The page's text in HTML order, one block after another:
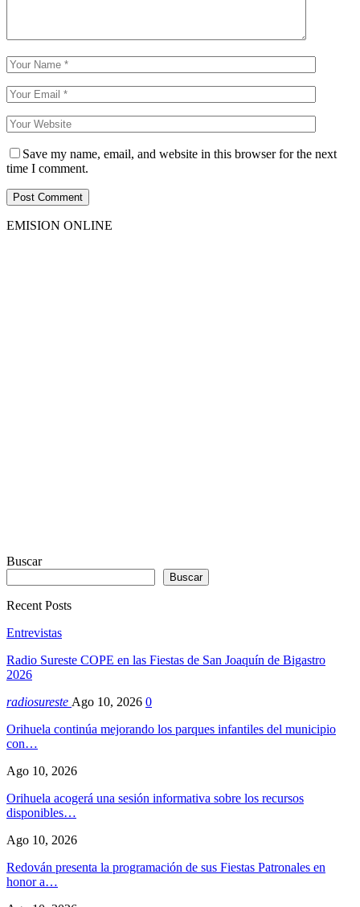
Save my name, email, and website in this browser for the next
time I comment.
EMISION ONLINE
Buscar
Buscar
Recent Posts
Entrevistas
Radio Sureste COPE en las Fiestas de San Joaquín de Bigastro
2026
radiosureste Ago 10, 2026 0
Orihuela continúa mejorando los parques infantiles del municipio
con…
Ago 10, 2026
Orihuela acogerá una sesión informativa sobre los recursos
disponibles…
Ago 10, 2026
Redován presenta la programación de sus Fiestas Patronales en
honor a…